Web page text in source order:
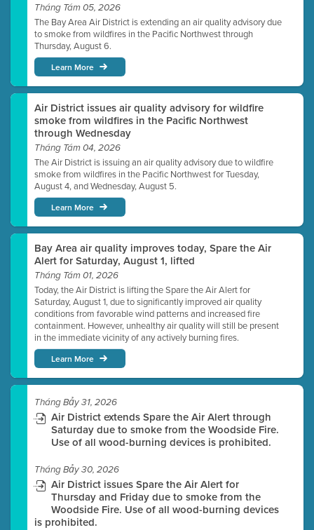
Tháng Tám 05, 2026
The Bay Area Air District is extending an air quality advisory due
to smoke from wildfires in the Pacific Northwest through
Thursday, August 6.
Learn More
Air District issues air quality advisory for wildfire
smoke from wildfires in the Pacific Northwest
through Wednesday
Tháng Tám 04, 2026
The Air District is issuing an air quality advisory due to wildfire
smoke from wildfires in the Pacific Northwest for Tuesday,
August 4, and Wednesday, August 5.
Learn More
Bay Area air quality improves today, Spare the Air
Alert for Saturday, August 1, lifted
Tháng Tám 01, 2026
Today, the Air District is lifting the Spare the Air Alert for
Saturday, August 1, due to significantly improved air quality
conditions from favorable wind patterns and increased fire
containment. However, unhealthy air quality will still be present
in the immediate vicinity of any actively burning fires.
Learn More
Tháng Bảy 31, 2026
Air District extends Spare the Air Alert through
Saturday due to smoke from the Woodside Fire.
Use of all wood-burning devices is prohibited.
Tháng Bảy 30, 2026
Air District issues Spare the Air Alert for
Thursday and Friday due to smoke from the
Woodside Fire. Use of all wood-burning devices
is prohibited.